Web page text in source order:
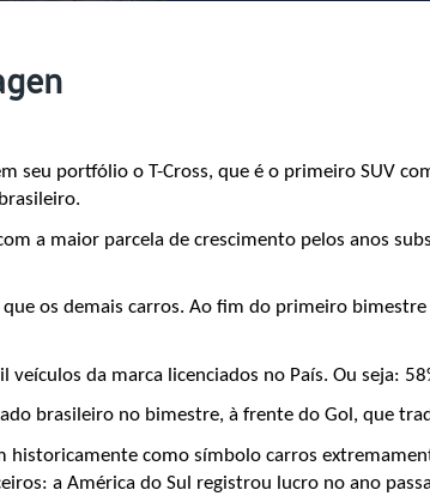
seu portfólio o T-Cross, que é o primeiro SUV
a maior parcela de crescimento pelos anos
os demais carros. Ao fim do primeiro
da marca licenciados no País. Ou seja:
brasileiro no bimestre, à frente do Gol, que
historicamente como símbolo carros
a América do Sul registrou lucro no ano